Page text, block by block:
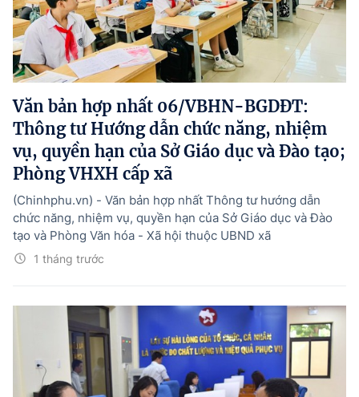
Văn bản hợp nhất 06/VBHN-BGDĐT:
Thông tư Hướng dẫn chức năng, nhiệm
vụ, quyền hạn của Sở Giáo dục và Đào tạo;
Phòng VHXH cấp xã
1 tháng trước
(Chinhphu.vn) - Văn bản hợp nhất Thông tư hướng dẫn
chức năng, nhiệm vụ, quyền hạn của Sở Giáo dục và Đào
tạo và Phòng Văn hóa - Xã hội thuộc UBND xã